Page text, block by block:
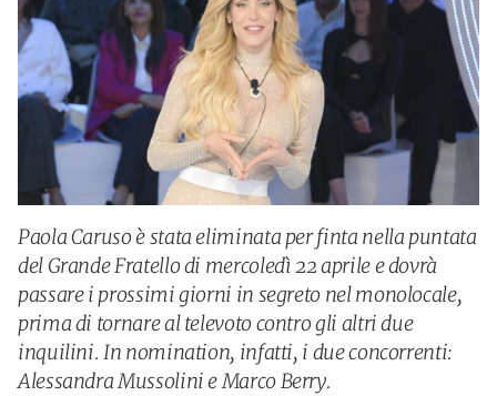
Paola Caruso è stata eliminata per finta nella puntata
del Grande Fratello di mercoledì 22 aprile e dovrà
passare i prossimi giorni in segreto nel monolocale,
prima di tornare al televoto contro gli altri due
inquilini. In nomination, infatti, i due concorrenti:
Alessandra Mussolini e Marco Berry.